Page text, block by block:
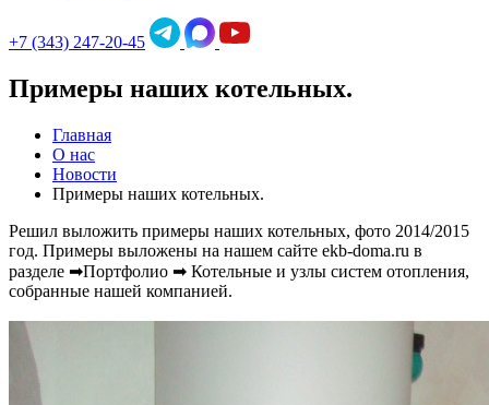
+7 (343) 247-20-45
Примеры наших котельных.
Главная
О нас
Новости
Примеры наших котельных.
Решил выложить примеры наших котельных, фото 2014/2015
год. Примеры выложены на нашем сайте ekb-doma.ru в
разделе ➡Портфолио ➡ Котельные и узлы систем отопления,
собранные нашей компанией.